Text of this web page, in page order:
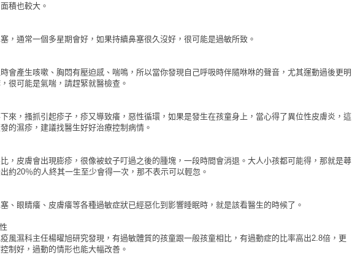
積也較大。
，通常一個多星期會好，如果持續鼻塞很久沒好，很可能是過敏所致。
會產生咳嗽、胸悶有壓迫感、喘鳴，所以當你發現自己呼吸時伴隨咻咻的聲音，尤其運動過後更明
很可能是氣喘，請趕緊就醫檢查。
來，搔抓引起疹子，疹又導致癢，惡性循環，如果是發生在孩童身上，當心得了異位性皮膚炎，這
的濕疹，建議找醫生好好治療控制病情。
，皮膚會出現膨疹，很像被蚊子叮過之後的腫塊，一段時間會消退。大人小孩都可能得，那就是蕁
約20％的人終其一生至少會得一次，那不表示可以輕忽。
、眼睛癢、皮膚癢等各種過敏症狀已經惡化到影響睡眠時，就是該看醫生的時候了。
風濕科主任楊曜旭研究發現，有過敏體質的孩童跟一般孩童相比，有過動症的比率高出2.8倍，更
制好，過動的情形也能大幅改善。